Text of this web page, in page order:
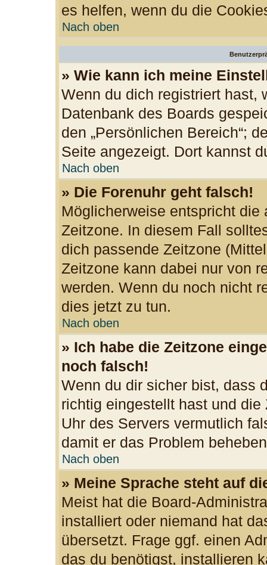
es helfen, wenn du die
Nach oben
» Wie kann ich meine
Wenn du dich registriert hast,
Datenbank des Boards
den „Persönlichen Bereich“;
Seite angezeigt. Dort kannst
Nach oben
» Die Forenuhr geht falsch!
Möglicherweise entspricht
Zeitzone. In diesem Fall
dich passende Zeitzone
Zeitzone kann dabei nur von
werden. Wenn du noch nicht
dies jetzt zu tun.
Nach oben
» Ich habe die Zeitzone
noch falsch!
Wenn du dir sicher bist, dass
richtig eingestellt hast und
Uhr des Servers vermutlich
damit er das Problem
Nach oben
» Meine Sprache steht auf
Meist hat die Board-
installiert oder niemand hat
übersetzt. Frage ggf. einen
das du benötigst, installieren